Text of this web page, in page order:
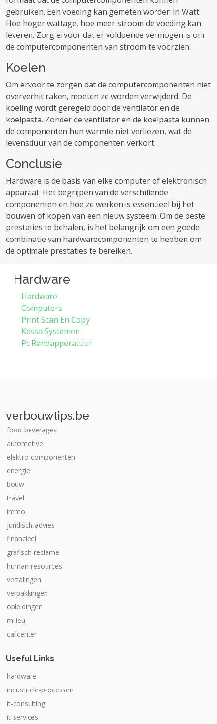
gebruiken. Een voeding kan gemeten worden in Watt.
Hoe hoger wattage, hoe meer stroom de voeding kan
leveren. Zorg ervoor dat er voldoende vermogen is om
de computercomponenten van stroom te voorzien.
Koelen
Om ervoor te zorgen dat de computercomponenten niet
oververhit raken, moeten ze worden verwijderd. De
koeling wordt geregeld door de ventilator en de
koelpasta. Zonder de ventilator en de koelpasta kunnen
de componenten hun warmte niet verliezen, wat de
levensduur van de componenten verkort.
Conclusie
Hardware is de basis van elke computer of elektronisch
apparaat. Het begrijpen van de verschillende
componenten en hoe ze werken is essentieel bij het
bouwen of kopen van een nieuw systeem. Om de beste
prestaties te behalen, is het belangrijk om een ​​goede
combinatie van hardwarecomponenten te hebben om
de optimale prestaties te bereiken.
Hardware
Hardware
Computers
Print Scan En Copy
Kassa Systemen
Pc Randapperatuur
verbouwtips.be
food-beverages
automotive
elektro-componenten
energie
bouw
travel
immo
juridisch-advies
financieel
grafisch-reclame
human-resources
vertalingen
verpakkingen
opleidingen
milieu
callcenter
Useful Links
hardware
industriele-processen
it-consulting
it-services